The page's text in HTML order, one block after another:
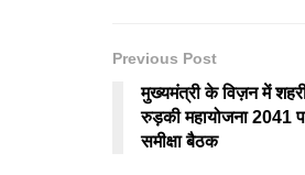
Previous Post
मुख्यमंत्री के विज़न में शहरी
रुड़की महायोजना 2041
समीक्षा बैठक